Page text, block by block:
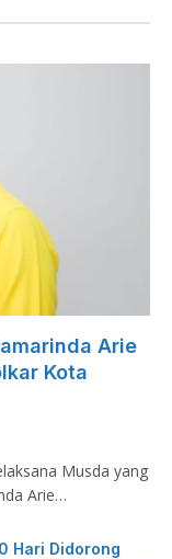
Arie
Kota
Musda yang
Arie…
Hari Didorong